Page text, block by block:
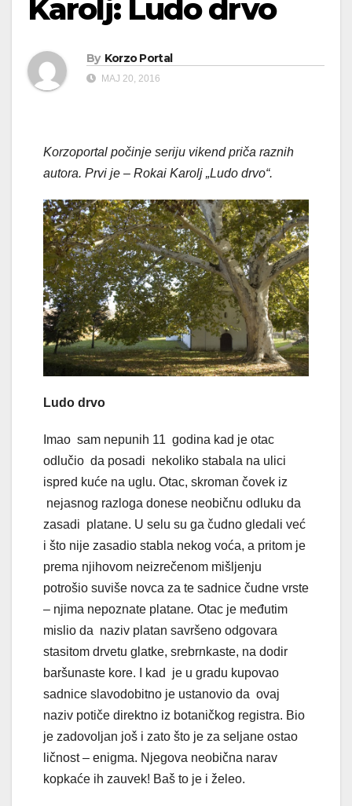
Karolj: Ludo drvo
By Korzo Portal
МАЈ 20, 2016
Korzoportal počinje seriju vikend priča raznih
autora. Prvi je – Rokai Karolj „Ludo drvo“.
Ludo drvo
Imao sam nepunih 11 godina kad je otac
odlučio da posadi nekoliko stabala na ulici
ispred kuće na uglu. Otac, skroman čovek iz
nejasnog razloga donese neobičnu odluku da
zasadi platane. U selu su ga čudno gledali već
i što nije zasadio stabla nekog voća, a pritom je
prema njihovom neizrečenom mišljenju
potrošio suviše novca za te sadnice čudne vrste
– njima nepoznate platane. Otac je međutim
mislio da naziv platan savršeno odgovara
stasitom drvetu glatke, srebrnkaste, na dodir
baršunaste kore. I kad je u gradu kupovao
sadnice slavodobitno je ustanovio da ovaj
naziv potiče direktno iz botaničkog registra. Bio
je zadovoljan još i zato što je za seljane ostao
ličnost – enigma. Njegova neobična narav
kopkaće ih zauvek! Baš to je i želeo.